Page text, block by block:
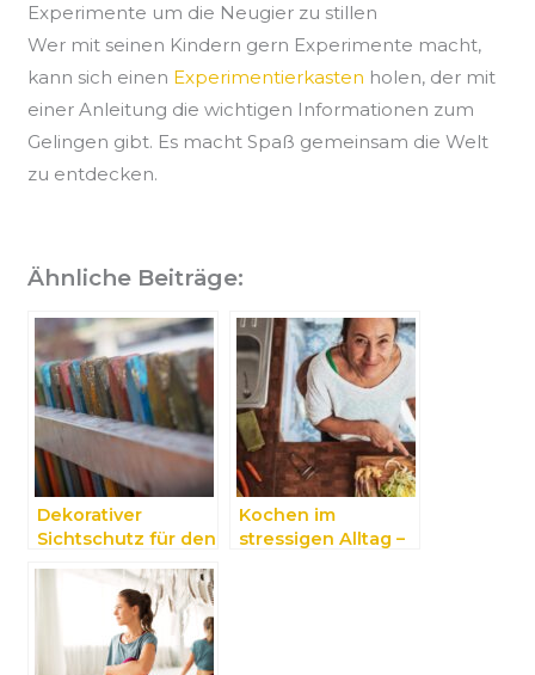
Experimente um die Neugier zu stillen
Wer mit seinen Kindern gern Experimente macht,
kann sich einen Experimentierkasten holen, der mit
einer Anleitung die wichtigen Informationen zum
Gelingen gibt. Es macht Spaß gemeinsam die Welt
zu entdecken.
Ähnliche Beiträge:
Dekorativer
Sichtschutz für den
Kochen im
stressigen Alltag –